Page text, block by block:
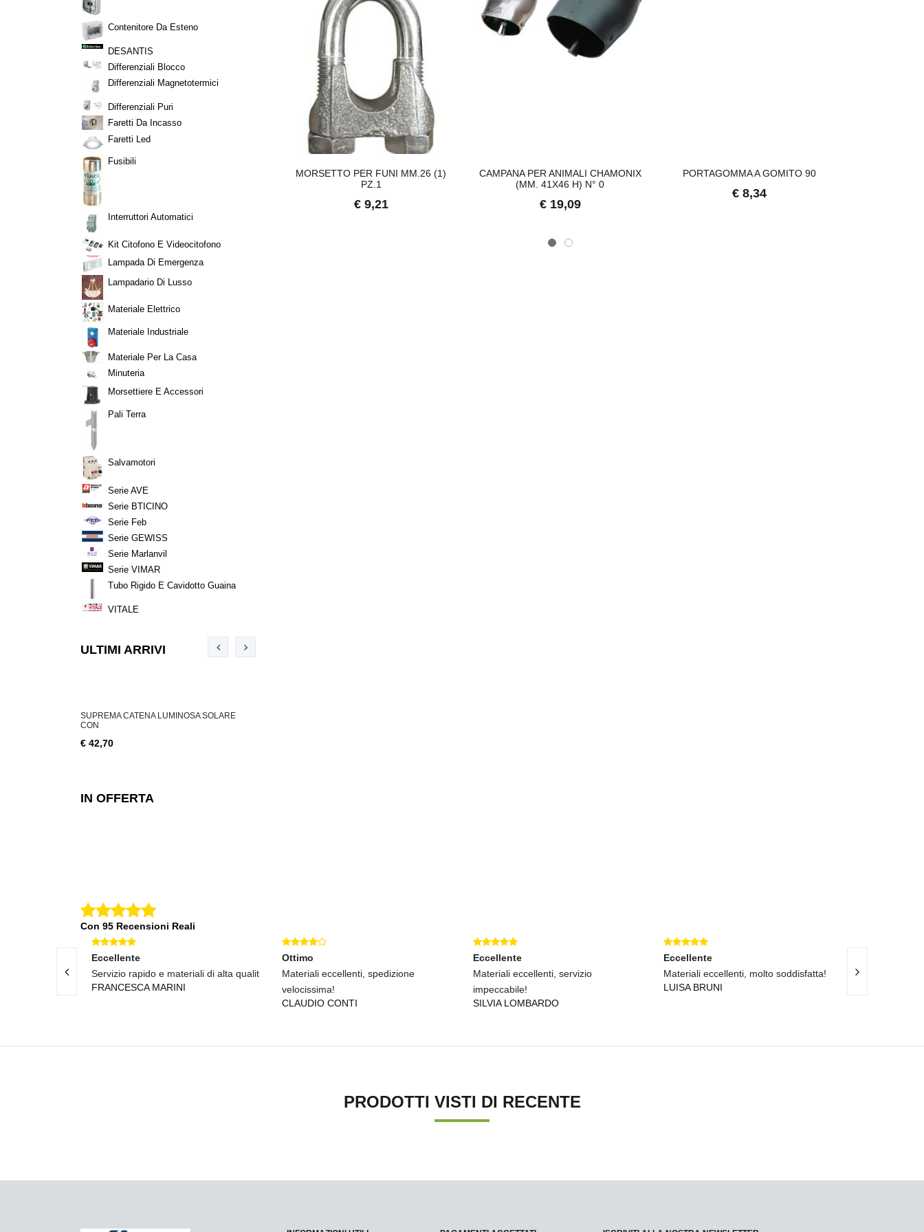
Contenitore Da Esteno
DESANTIS
Differenziali Blocco
Differenziali Magnetotermici
Differenziali Puri
Faretti Da Incasso
Faretti Led
Fusibili
Interruttori Automatici
Kit Citofono E Videocitofono
Lampada Di Emergenza
Lampadario Di Lusso
Materiale Elettrico
Materiale Industriale
Materiale Per La Casa
Minuteria
Morsettiere E Accessori
Pali Terra
Salvamotori
Serie AVE
Serie BTICINO
Serie Feb
Serie GEWISS
Serie Marlanvil
Serie VIMAR
Tubo Rigido E Cavidotto Guaina
VITALE
ULTIMI ARRIVI
SUPREMA CATENA LUMINOSA SOLARE
CON
€ 42,70
IN OFFERTA
MORSETTO PER FUNI MM.26 (1)
PZ.1
€ 9,21
CAMPANA PER ANIMALI CHAMONIX
(MM. 41X46 H) N° 0
€ 19,09
PORTAGOMMA A GOMITO 90
€ 8,34
Con 95 Recensioni Reali
Eccellente
Servizio rapido e materiali di alta qualit
FRANCESCA MARINI
Ottimo
Materiali eccellenti, spedizione
velocissima!
CLAUDIO CONTI
Eccellente
Materiali eccellenti, servizio
impeccabile!
SILVIA LOMBARDO
Eccellente
Materiali eccellenti, molto soddisfatta!
LUISA BRUNI
Consegna
PRODOTTI VISTI DI RECENTE